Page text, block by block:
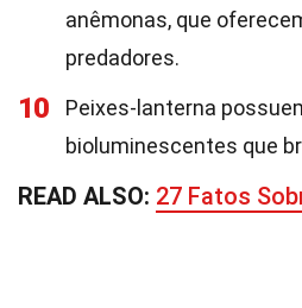
anêmonas, que
predadores.
10
Peixes-lanterna
bioluminescentes que
READ ALSO: 27 Fatos